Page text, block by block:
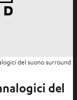
del suono surround
del